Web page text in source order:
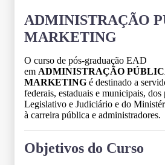
ADMINISTRAÇÃO
MARKETING
O curso de pós-graduação EAD
em ADMINISTRAÇÃO
MARKETING é destinado a
federais, estaduais e municipais,
Legislativo e Judiciário e do
à carreira pública e administradores.
Objetivos do Curso